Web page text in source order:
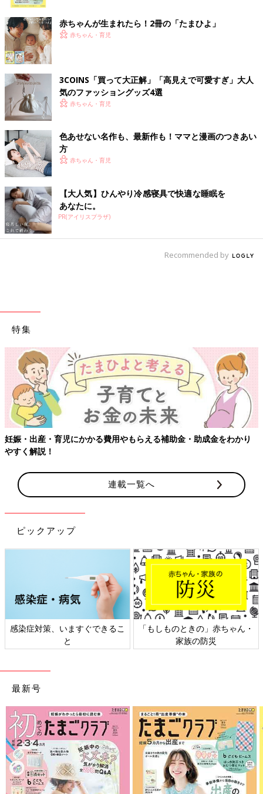
出典：Instagramアカウント「hasemen.mask_life」
hasemen.mask_lifeさんがダイソーで発見したのは、こちらの
「かんたんおにぎり器」。容器にご飯を詰めてフタで押さえるだ
けで、簡単にキレイなおにぎりが作れるそうです♪ 朝食やお弁当
作りにも活躍しそうですね◎
もうまな板を汚さない！まな板シート
出典：Instagramアカウント「moon_ismart」
moon_ismartさんが購入したのは、こちらの「まな板シート」。
においや色移りが気になる食材を切るときに、まな板の上に敷い
て使うそうです。このシートを使えば、何度もまな板を洗わずに
済みますね♪ こちらは本体が330円、詰め替え用が220円で販売
されているとのこと。
【ダイソー】完売注意！SNSで話題の外
のシャボン玉と砂場用のおもちゃをご紹介しま
す。どれもSNSで話題となっている商品ばかり
ですので、ぜひチェックしてくださいね！
どのキッチングッズも、調理の手間が減ったり、時短になったり
するアイテムばかりでしたよね♪ 料理は毎日行う家事だからこ
そ、便利グッズを使って少しでもラクにしちゃいましょう！ぜひ
お店でチェックしてみてくださいね。
(文：anyon)
赤ちゃんが生まれたら！2冊の「たまひよ」
赤ちゃん・育児
3COINS「買って大正解」「高見えで可愛すぎ」大人
気のファッショングッズ4選
赤ちゃん・育児
色あせない名作も、最新作も！ママと漫画のつきあい
方
赤ちゃん・育児
【大人気】ひんやり冷感寝具で快適な睡眠を
あなたに。
PR(アイリスプラザ)
Recommended by
特集
妊娠・出産・育児にかかる費用やもらえる補助金・助成金をわかり
やすく解説！
連載一覧へ
ピックアップ
感染症対策、いますぐできるこ
と
「もしものときの」赤ちゃん・
家族の防災
最新号